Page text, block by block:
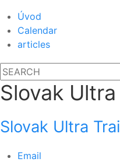
Úvod
Calendar
articles
Slovak
Slovak Ultra
Email